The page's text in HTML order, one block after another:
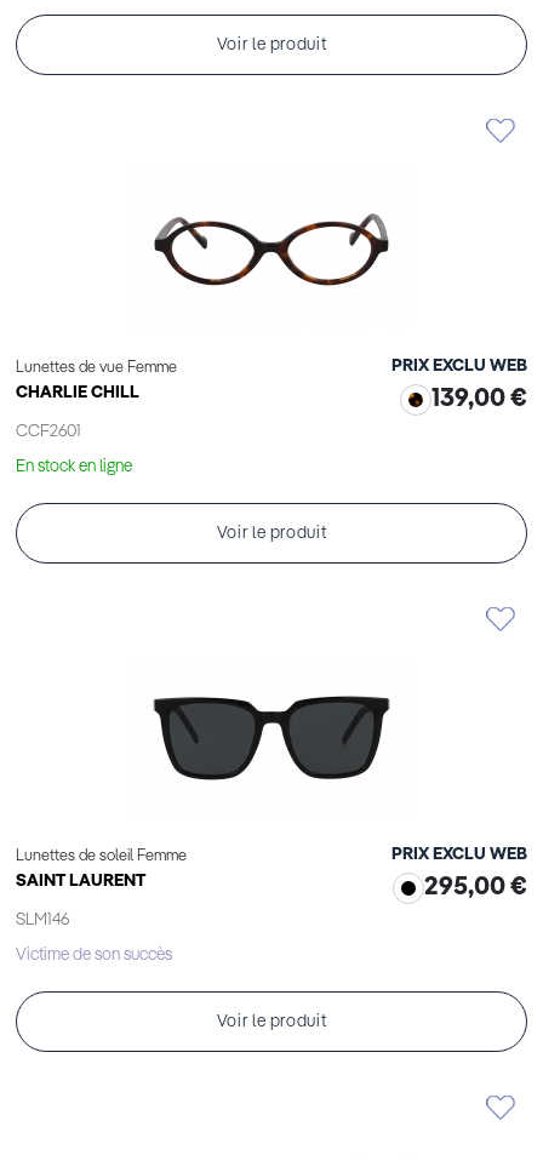
Voir le produit
Lunettes de vue Femme
CHARLIE CHILL
CCF2601
PRIX EXCLU WEB
139,00 €
En stock en ligne
Voir le produit
Lunettes de soleil Femme
SAINT LAURENT
SLM146
PRIX EXCLU WEB
295,00 €
Victime de son succès
Voir le produit